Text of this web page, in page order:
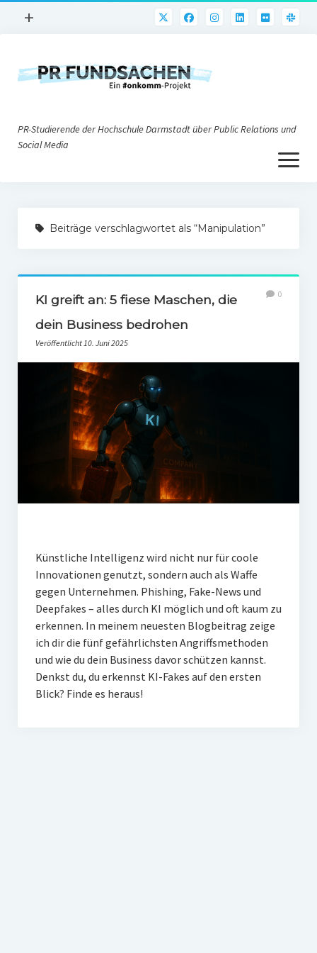
Menü
+
PR@h_da
Nonprofit-PR
Social Media
PR-Theorie
PR-Ethik
PR-Literatur
PR-Studien
Gesellschaft & Medien
Infografik-Themengarten
Künstliche Intelligenz
Klimaneutrales Tanken
Zukunft der Bildung
Vom Trend zur Tonne
PR-Studierende der Hochschule Darmstadt über Public Relations und
Social Media
Menü
öffnen
Impressum
Beiträge verschlagwortet als “Manipulation”
KI greift an: 5 fiese Maschen, die
dein Business bedrohen
Veröffentlicht 10. Juni 2025
0
Künstliche Intelligenz wird nicht nur für coole
Innovationen genutzt, sondern auch als Waffe
gegen Unternehmen. Phishing, Fake-News und
Deepfakes – alles durch KI möglich und oft kaum zu
erkennen. In meinem neuesten Blogbeitrag zeige
ich dir die fünf gefährlichsten Angriffsmethoden
und wie du dein Business davor schützen kannst.
Denkst du, du erkennst KI-Fakes auf den ersten
Blick? Finde es heraus!